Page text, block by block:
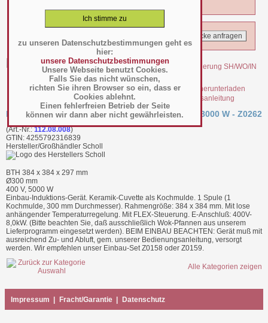
zu unseren Datenschutzbestimmungen geht es
hier:
unsere Datenschutzbestimmungen
Unsere Webseite benutzt Cookies.
Falls Sie das nicht wünschen,
richten Sie ihren Browser so ein, dass er
Cookies ablehnt.
Einen fehlerfreien Betrieb der Seite
können wir dann aber nicht gewährleisten.
file_22642.pdf Bedienungsanleitung
Install-Line: Wok mit Flex-Steuerung SH-WO-IN 8000 W - Z0262
(Art.-Nr.:112.08.008)
GTIN: 4255792316839
Hersteller/Großhändler Scholl
BTH 384 x 384 x 297 mm
Ø300 mm
400 V, 5000 W
Einbau-Induktions-Gerät. Keramik-Cuvette als Kochmulde. 1 Spule (1
Kochmulde, 300 mm Durchmesser). Rahmengröße: 384 x 384 mm. Mit lose
anhängender Temperaturregelung. Mit FLEX-Steuerung. E-Anschluß: 400V-
8,0kW. (Bitte beachten Sie, daß ausschließlich Wok-Pfannen aus unserem
Lieferprogramm eingesetzt werden). BEIM EINBAU BEACHTEN: Gerät muß mit
ausreichend Zu- und Abluft, gem. unserer Bedienungsanleitung, versorgt
werden. Wir empfehlen unser Einbau-Set Z0158 oder Z0159.
Alle Kategorien zeigen
Impressum Fracht/Garantie Datenschutz